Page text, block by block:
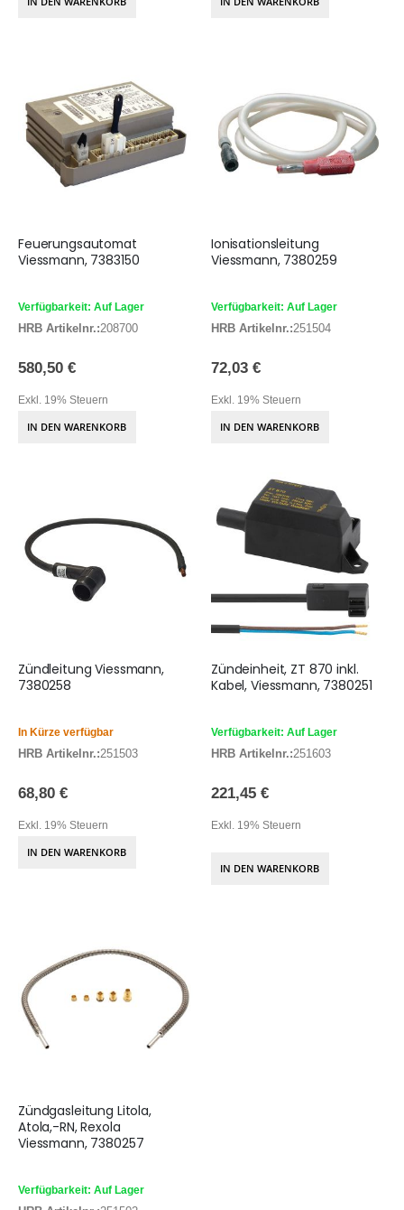
Feuerungsautomat
Viessmann, 7383150
Verfügbarkeit: Auf Lager
HRB Artikelnr.:208700
580,50 €
Exkl. 19% Steuern
IN DEN WARENKORB
Ionisationsleitung
Viessmann, 7380259
Verfügbarkeit: Auf Lager
HRB Artikelnr.:251504
72,03 €
Exkl. 19% Steuern
IN DEN WARENKORB
Zündleitung Viessmann,
7380258
In Kürze verfügbar
HRB Artikelnr.:251503
68,80 €
Exkl. 19% Steuern
IN DEN WARENKORB
Zündeinheit, ZT 870 inkl.
Kabel, Viessmann, 7380251
Verfügbarkeit: Auf Lager
HRB Artikelnr.:251603
221,45 €
Exkl. 19% Steuern
IN DEN WARENKORB
Zündgasleitung Litola,
Atola,-RN, Rexola
Viessmann, 7380257
Verfügbarkeit: Auf Lager